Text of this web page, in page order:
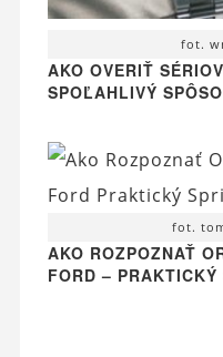
fot.
AKO OVERIŤ
SPOĽAHLIVÝ
fot.
AKO ROZPOZNAŤ
FORD – PRAKTICKÝ